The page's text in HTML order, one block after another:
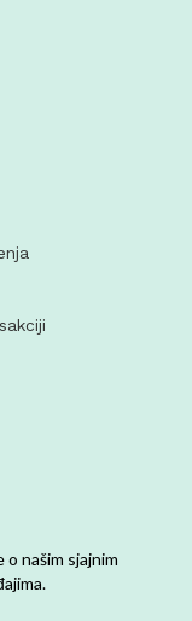
našim sjajnim